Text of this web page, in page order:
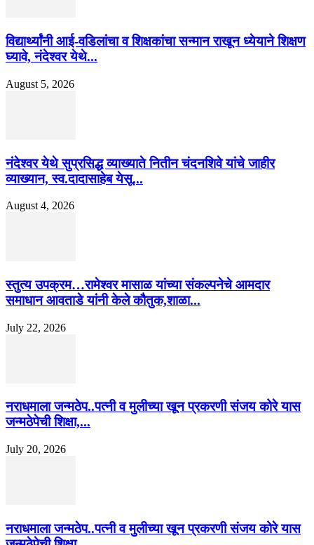
विद्यार्थ्यांनी आई-वडिलांचा व शिक्षकांचा सन्मान राखून ध्येयाने शिक्षण
घ्यावे, नंदेश्वर येथे...
August 5, 2026
नंदेश्वर येथे सुप्रसिद्ध व्याख्याते नितीन चंदनशिवे यांचे जाहीर
व्याख्यान, स्व.दादासाहेब येसू...
August 4, 2026
स्तुत्य उपक्रम…रामेश्वर मासाळ यांच्या संकल्पनेचे आमदार
समाधान आवताडे यांनी केले कौतुक,शाळा...
July 22, 2026
नराधमाला जन्मठेप..पत्नी व मुलीच्या खून प्रकरणी संजय कोरे यास
जन्मठेपेची शिक्षा,...
July 20, 2026
नराधमाला जन्मठेप..पत्नी व मुलीच्या खून प्रकरणी संजय कोरे यास